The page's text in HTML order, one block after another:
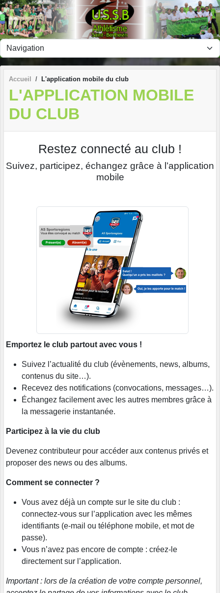
Accueil L'application mobile du club
L'APPLICATION MOBILE
DU CLUB
Restez connecté au club !
Suivez, participez, échangez grâce à l’application
mobile
Emportez le club partout avec vous !
Suivez l’actualité du club (évènements, news, albums,
contenus du site…).
Recevez des notifications (convocations, messages…).
Échangez facilement avec les autres membres grâce à
la messagerie instantanée.
Participez à la vie du club
Devenez contributeur pour accéder aux contenus privés et
proposer des news ou des albums.
Comment se connecter ?
Vous avez déjà un compte sur le site du club :
connectez-vous sur l’application avec les mêmes
identifiants (e-mail ou téléphone mobile, et mot de
passe).
Vous n’avez pas encore de compte : créez-le
directement sur l’application.
Important : lors de la création de votre compte personnel,
Panneau de gestion des cookies